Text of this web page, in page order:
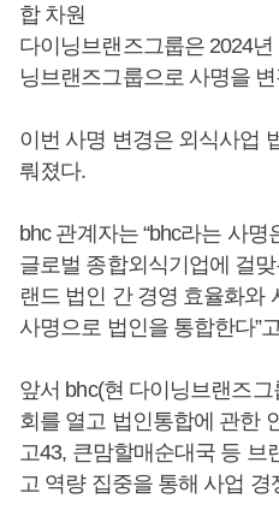
합 차원
다이닝브랜즈그룹은 2024
닝브랜즈그룹으로 사명을
이번 사명 변경은 외식사업
뤄졌다.
bhc 관계자는 “bhc라는 사
글로벌 종합외식기업에 걸맞
랜드 법인 간 경영 효율화와
사명으로 법인을 통합한다”
앞서 bhc(현 다이닝브랜즈
회를 열고 법인통합에 관한
고43, 큰맘할매순대국 등 브
고 역량 집중을 통해 사업